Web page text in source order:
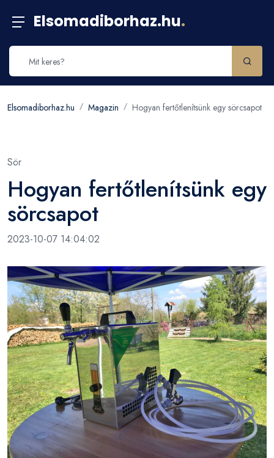
Elsomadiborhaz.hu.
Elsomadiborhaz.hu Magazin Hogyan fertőtlenítsünk egy sörcsapot
Sör
Hogyan fertőtlenítsünk egy
sörcsapot
2023-10-07 14:04:02